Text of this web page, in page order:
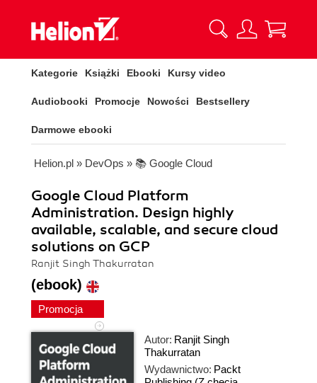
Kategorie Książki Ebooki Kursy video
Audiobooki Promocje Nowości Bestsellery
Darmowe ebooki
Helion.pl » DevOps » 📚 Google Cloud
Google Cloud Platform
Administration. Design highly
available, scalable, and secure cloud
solutions on GCP
Ranjit Singh Thakurratan
(ebook)
Promocja
Autor: Ranjit Singh
Thakurratan
Wydawnictwo: Packt